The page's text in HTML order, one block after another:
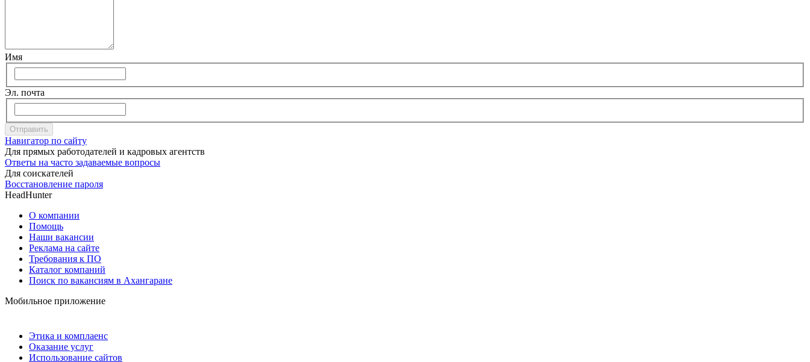
Имя
Эл. почта
Отправить
Навигатор по сайту
Для прямых работодателей и кадровых агентств
Ответы на часто задаваемые вопросы
Для соискателей
Восстановление пароля
HeadHunter
О компании
Помощь
Наши вакансии
Реклама на сайте
Требования к ПО
Каталог компаний
Поиск по вакансиям в Ахангаране
Мобильное приложение
Этика и комплаенс
Оказание услуг
Использование сайтов